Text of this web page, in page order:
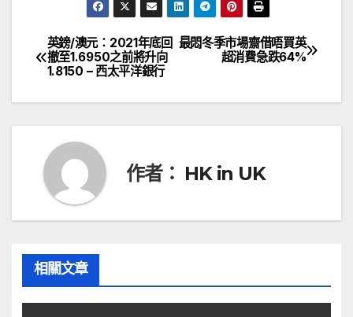
文
章
覽
最悶冬季市場齋借唔買英
超消費急跌64%
英鎊/澳元：2021年底回
撤至1.6950之前將升向
1.8150 – 西太平洋銀行
作者： HK in UK
相關文章